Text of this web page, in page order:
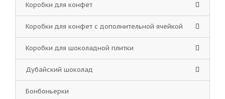
Коробки для конфет
Коробки для конфет с дополнительной ячейкой
Коробки для шоколадной плитки
Дубайский шоколад
Бонбоньерки